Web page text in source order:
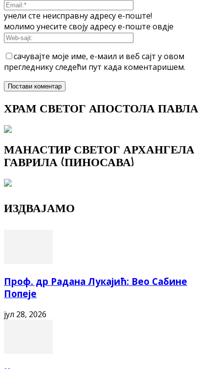
унели сте неисправну адресу е-поште!
молимо унесите своју адресу е-поште овдје
сачувајте моје име, е-маил и веб сајт у овом
прегледнику следећи пут када коментаришем.
ХРАМ СВЕТОГ АПОСТОЛА ПАВЛА
МАНАСТИР СВЕТОГ АРХАНГЕЛА
ГАВРИЛА (ПИНОСАВА)
ИЗДВАЈАМО
Проф. др Радана Лукајић: Вео Сабине
Попеје
јул 28, 2026